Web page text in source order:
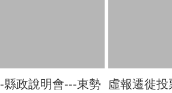
政說明會---東勢
虛報遷徙